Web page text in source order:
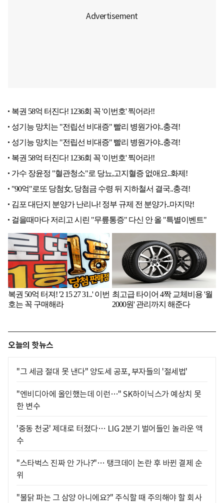
오늘의 핫뉴스
"그 세금 절대 못 낸다" 양도세 공포, 부자들의 '절세법'
"엔비디아에 올인했는데 이런…" SK하이닉스가 예상치 못
한 변수
'중동 천궁' 제대로 터졌다… LIG 2분기 벌어들인 놀라운 액
수
"스타벅스 진짜 안 가나?"… 탱크데이 논란 후 바뀐 결제 순
위
"불닭 파는 그 삼양 아니에요?" 주식할 때 주의해야 할 회사